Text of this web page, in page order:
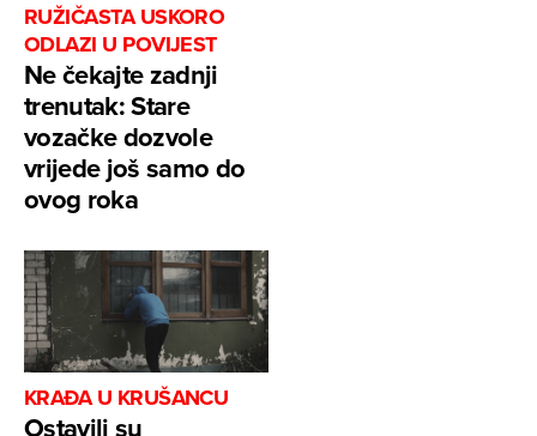
RUŽIČASTA USKORO
ODLAZI U POVIJEST
Ne čekajte zadnji
trenutak: Stare
vozačke dozvole
vrijede još samo do
ovog roka
KRAĐA U KRUŠANCU
Ostavili su